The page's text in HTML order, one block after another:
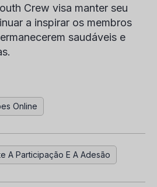
Crew visa manter seu
a inspirar os membros
saudáveis e
Online
A Participação E A Adesão